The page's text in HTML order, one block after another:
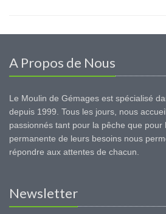
A Propos de Nous
Le Moulin de Gémages est spécialisé
depuis 1999. Tous les jours, nous
passionnés tant pour la pêche que pour
permanente de leurs besoins nous
répondre aux attentes de chacun.
Newsletter